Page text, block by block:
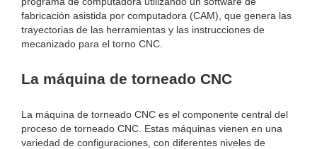
fabricación asistida por computadora (CAM), que genera las
trayectorias de las herramientas y las instrucciones de
mecanizado para el torno CNC.
La máquina de torneado CNC
La máquina de torneado CNC es el componente central del
proceso de torneado CNC. Estas máquinas vienen en una
variedad de configuraciones, con diferentes niveles de